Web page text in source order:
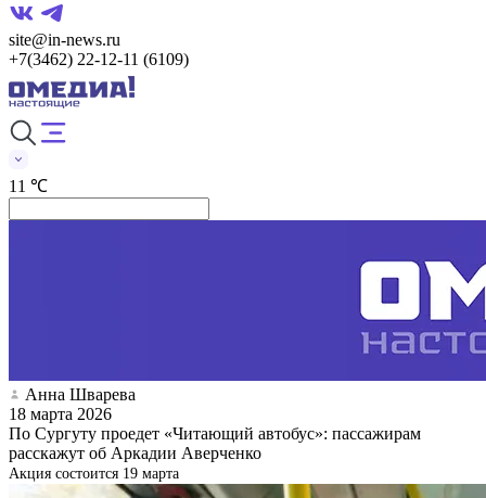
site@in-news.ru
+7(3462) 22-12-11 (6109)
11 ℃
Анна Шварева
18 марта 2026
По Сургуту проедет «Читающий автобус»: пассажирам
расскажут об Аркадии Аверченко
Акция состоится 19 марта